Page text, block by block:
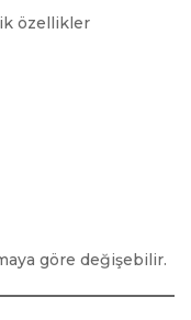
özellikler
göre değişebilir.